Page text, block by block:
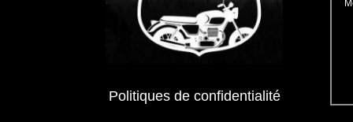
Politiques de confidentialité